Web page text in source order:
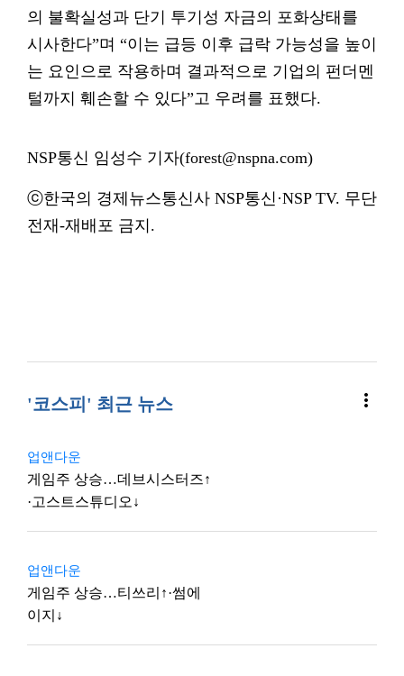
의 불확실성과 단기 투기성 자금의 포화상태를
시사한다”며 “이는 급등 이후 급락 가능성을 높이
는 요인으로 작용하며 결과적으로 기업의 펀더멘
털까지 훼손할 수 있다”고 우려를 표했다.
NSP통신 임성수 기자(forest@nspna.com)
ⓒ한국의 경제뉴스통신사 NSP통신·NSP TV. 무단
전재-재배포 금지.
'코스피' 최근 뉴스 more_vert
업앤다운
게임주 상승…데브시스터즈↑
·고스트스튜디오↓
업앤다운
게임주 상승…티쓰리↑·썸에
이지↓